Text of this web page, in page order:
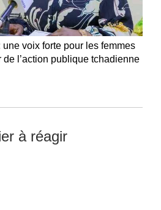
voix forte pour les femmes
l’action publique tchadienne
à réagir